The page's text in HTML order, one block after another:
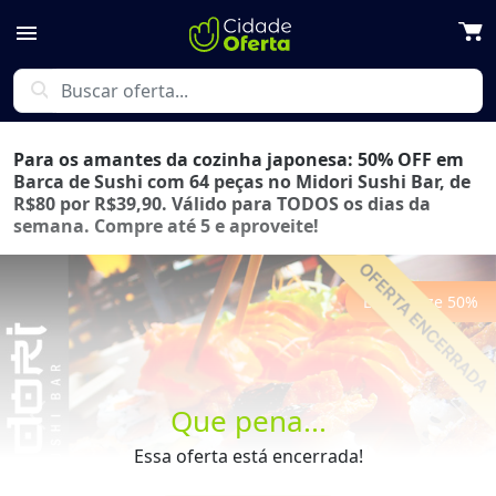
menu
search
Que pena...
Essa oferta está encerrada!
Para os amantes da cozinha japonesa: 50% OFF em
Barca de Sushi com 64 peças no Midori Sushi Bar, de
R$80 por R$39,90. Válido para TODOS os dias da
semana. Compre até 5 e aproveite!
Economize 50%